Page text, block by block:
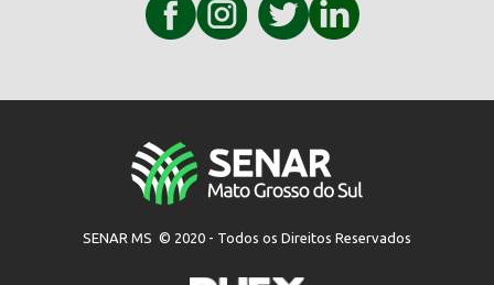
SENAR MS © 2020 - Todos os Direitos Reservados